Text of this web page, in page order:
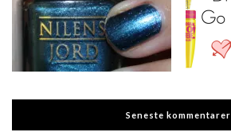
Seneste kommentarer